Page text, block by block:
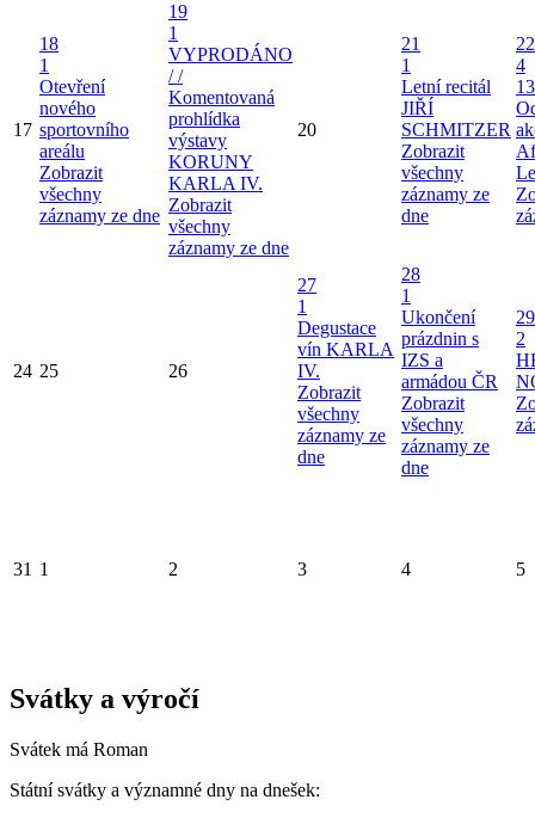
17
18
1
Otevření
nového
sportovního
areálu
Zobrazit
všechny
záznamy ze dne
19
1
VYPRODÁNO
/ /
Komentovaná
prohlídka
výstavy
KORUNY
KARLA IV.
Zobrazit
všechny
záznamy ze dne
20
21
1
Letní recitál
JIŘÍ
SCHMITZER
Zobrazit
všechny
záznamy ze
dne
22
4
24 25 26
27
1
Degustace
vín KARLA
IV.
Zobrazit
všechny
záznamy ze
dne
28
1
Ukončení
prázdnin s
IZS a
armádou ČR
Zobrazit
všechny
záznamy ze
dne
29
2
31 1 2 3 4 5
Svátky a výročí
Svátek má Roman
Státní svátky a významné dny na dnešek: